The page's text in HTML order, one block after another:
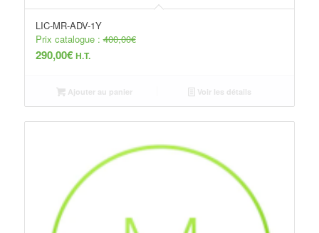
LIC-MR-ADV-1Y
Prix catalogue :400,00€
290,00€ H.T.
Ajouter au panier Voir les détails